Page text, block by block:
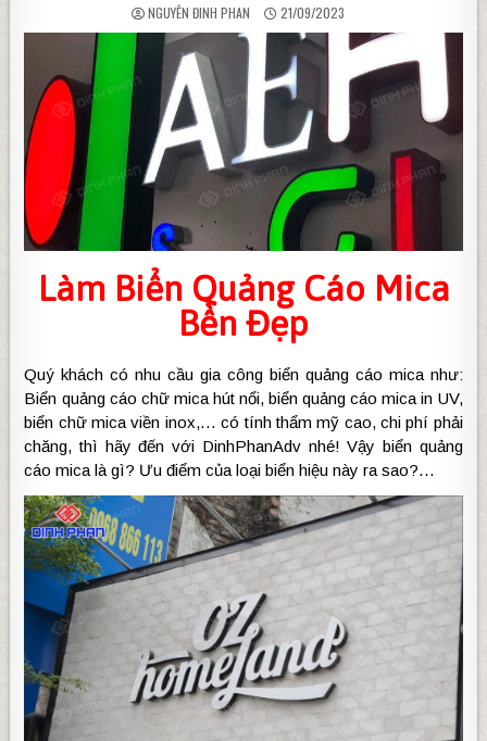
AUTHOR:
NGUYÊN ĐINH PHAN PUBLISHED DATE:
21/09/2023
Làm Biển Quảng Cáo Mica
Bền Đẹp
Quý khách có nhu cầu gia công biển quảng cáo mica như:
Biển quảng cáo chữ mica hút nổi, biển quảng cáo mica in UV,
biển chữ mica viền inox,… có tính thẩm mỹ cao, chi phí phải
chăng, thì hãy đến với DinhPhanAdv nhé! Vậy biển quảng
cáo mica là gì? Ưu điểm của loại biển hiệu này ra sao?…